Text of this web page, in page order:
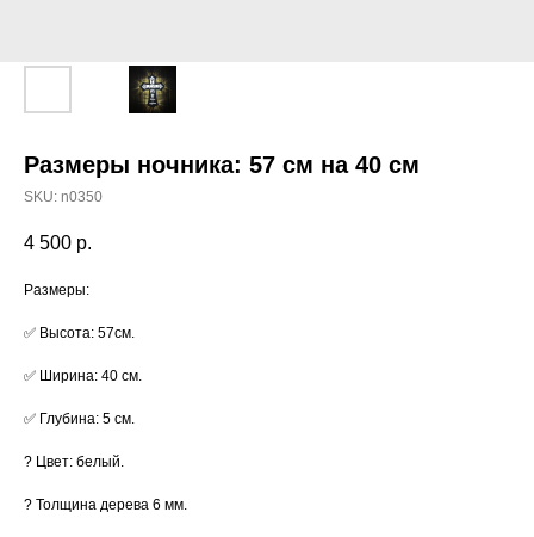
Размеры ночника: 57 см на 40 см
SKU: n0350
4 500 р.
Размеры:
✅ Высота: 57см.
✅ Ширина: 40 см.
✅ Глубина: 5 см.
? Цвет: белый.
? Толщина дерева 6 мм.